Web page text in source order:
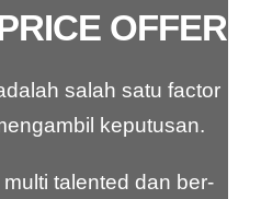
OFFER
salah satu factor
keputusan.
talented dan ber-